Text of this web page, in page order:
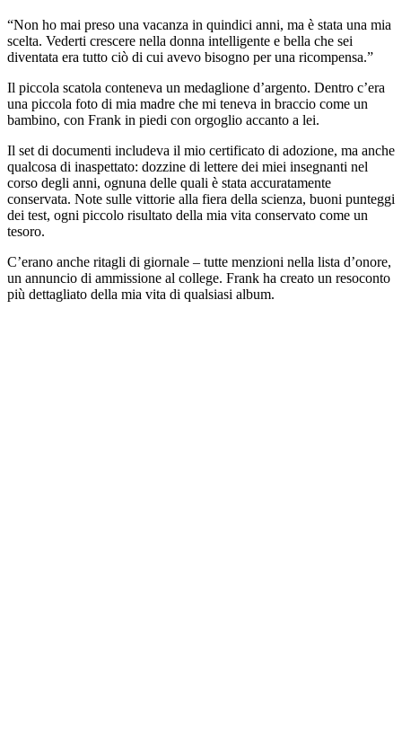
“Non ho mai preso una vacanza in quindici anni, ma è stata una mia
scelta. Vederti crescere nella donna intelligente e bella che sei
diventata era tutto ciò di cui avevo bisogno per una ricompensa.”
Il piccola scatola conteneva un medaglione d’argento. Dentro c’era
una piccola foto di mia madre che mi teneva in braccio come un
bambino, con Frank in piedi con orgoglio accanto a lei.
Il set di documenti includeva il mio certificato di adozione, ma anche
qualcosa di inaspettato: dozzine di lettere dei miei insegnanti nel
corso degli anni, ognuna delle quali è stata accuratamente
conservata. Note sulle vittorie alla fiera della scienza, buoni punteggi
dei test, ogni piccolo risultato della mia vita conservato come un
tesoro.
C’erano anche ritagli di giornale – tutte menzioni nella lista d’onore,
un annuncio di ammissione al college. Frank ha creato un resoconto
più dettagliato della mia vita di qualsiasi album.